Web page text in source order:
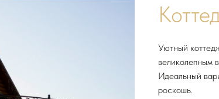
Уютный
великолепным
Идеальный
роскошь.